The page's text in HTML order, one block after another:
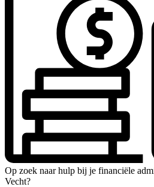
Op zoek naar hulp bij je financiële
Vecht?